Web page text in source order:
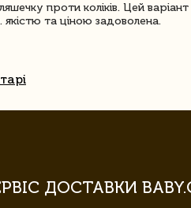
проти коліків. Цей варіант
та ціною задоволена.
ДОСТАВКИ